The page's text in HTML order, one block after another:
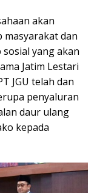
akan
masyarakat dan
yang akan
Jatim Lestari
JGU telah dan
penyaluran
daur ulang
kepada